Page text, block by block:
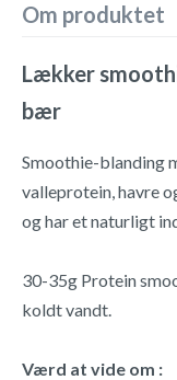
Om produktet
Lækker
bær
Smoothie-blanding
valleprotein, havre
og har et naturligt
30-35g Protein
koldt vandt.
Værd at vide om :